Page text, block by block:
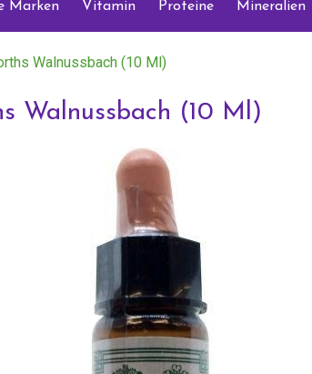
Marken Vitamin Proteine Mineralien
Walnussbach (10 Ml)
Walnussbach (10 Ml)